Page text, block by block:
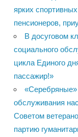
ярких
пенсионеров,
В досуговом
социального
цикла Единого
пассажир!»
«Серебряные»
обслуживания
Советом
партию